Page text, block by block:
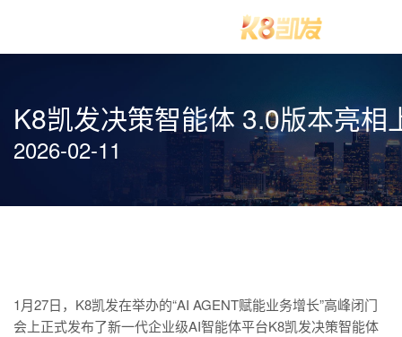
K8凯发决策智能体 3.0版本亮
2026-02-11
1月27日，K8凯发在举办的“AI AGENT赋能业务增长”高峰闭门
会上正式发布了新一代企业级AI智能体平台K8凯发决策智能体